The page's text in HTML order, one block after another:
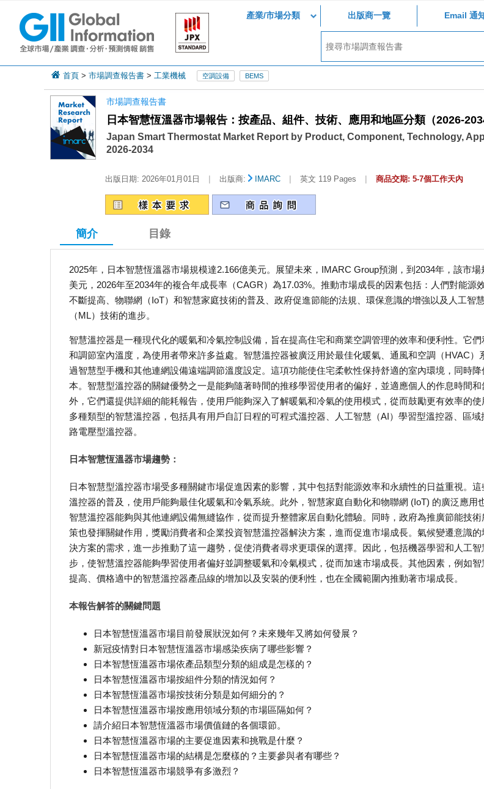
產業/市場分類 出版商一覽 Email 通
首頁 > 市場調查報告書 > 工業機械 空調設備 BEMS
市場調查報告書
日本智慧恆溫器市場報告：按產品、組件、技術、應用和地區分類（2026-
Japan Smart Thermostat Market Report by Product, Component, Technology,
2026-2034
出版日期: 2026年01月01日 | 出版商: IMARC | 英文 119 Pages | 商品交期: 5-7個工作天內
簡介 目錄
2025年，日本智慧恆溫器市場規模達2.166億美元。展望未來，IMARC Group預測，到2034年，該市
美元，2026年至2034年的複合年成長率（CAGR）為17.03%。推動市場成長的因素包括：人們對能源
不斷提高、物聯網（IoT）和智慧家庭技術的普及、政府促進節能的法規、環保意識的增強以及人工智
（ML）技術的進步。
智慧溫控器是一種現代化的暖氣和冷氣控制設備，旨在提高住宅和商業空調管理的效率和便利性。它們
和調節室內溫度，為使用者帶來許多益處。智慧溫控器被廣泛用於最佳化暖氣、通風和空調（HVAC）
過智慧型手機和其他連網設備遠端調節溫度設定。這項功能使住宅柔軟性保持舒適的室內環境，同時
本。智慧型溫控器的關鍵優勢之一是能夠隨著時間的推移學習使用者的偏好，並適應個人的作息時間
外，它們還提供詳細的能耗報告，使用戶能夠深入了解暖氣和冷氣的使用模式，從而鼓勵更有效率的
多種類型的智慧溫控器，包括具有用戶自訂日程的可程式溫控器、人工智慧（AI）學習型溫控器、區域
路電壓型溫控器。
日本智慧恆溫器市場趨勢：
日本智慧型溫控器市場受多種關鍵市場促進因素的影響，其中包括對能源效率和永續性的日益重視。
溫控器的普及，使用戶能夠最佳化暖氣和冷氣系統。此外，智慧家庭自動化和物聯網 (IoT) 的廣泛應用
智慧溫控器能夠與其他連網設備無縫協作，從而提升整體家居自動化體驗。同時，政府為推廣節能技
策也發揮關鍵作用，獎勵消費者和企業投資智慧溫控器解決方案，進而促進市場成長。氣候變遷意識
決方案的需求，進一步推動了這一趨勢，促使消費者尋求更環保的選擇。因此，包括機器學習和人工
步，使智慧溫控器能夠學習使用者偏好並調整暖氣和冷氣模式，從而加速市場成長。其他因素，例如
提高、價格適中的智慧溫控器產品線的增加以及安裝的便利性，也在全國範圍內推動著市場成長。
本報告解答的關鍵問題
日本智慧恆溫器市場目前發展狀況如何？未來幾年又將如何發展？
新冠疫情對日本智慧恆溫器市場感染疾病了哪些影響？
日本智慧恆溫器市場依產品類型分類的組成是怎樣的？
日本智慧恆溫器市場按組件分類的情況如何？
日本智慧恆溫器市場按技術分類是如何細分的？
日本智慧恆溫器市場按應用領域分類的市場區隔如何？
請介紹日本智慧恆溫器市場價值鏈的各個環節。
日本智慧恆溫器市場的主要促進因素和挑戰是什麼？
日本智慧恆溫器市場的結構是怎麼樣的？主要參與者有哪些？
日本智慧恆溫器市場競爭有多激烈？